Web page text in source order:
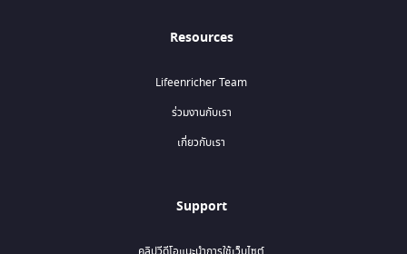
Resources
Lifeenricher Team
ร่วมงานกับเรา
เกี่ยวกับเรา
Support